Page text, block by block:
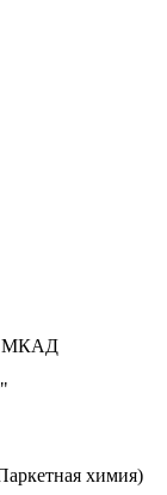
МКАД
химия)